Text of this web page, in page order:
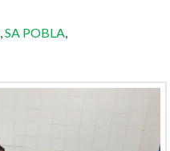
,SA POBLA,